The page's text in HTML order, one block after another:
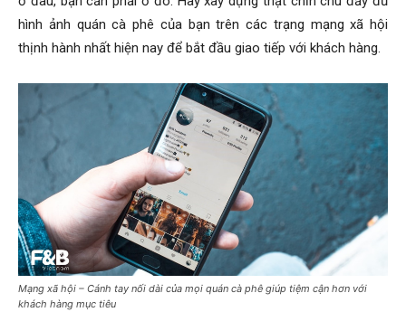
hình ảnh quán cà phê của bạn trên các trạng mạng xã hội
thịnh hành nhất hiện nay để bắt đầu giao tiếp với khách hàng.
Mạng xã hội – Cánh tay nối dài của mọi quán cà phê giúp tiệm cận hơn với
khách hàng mục tiêu